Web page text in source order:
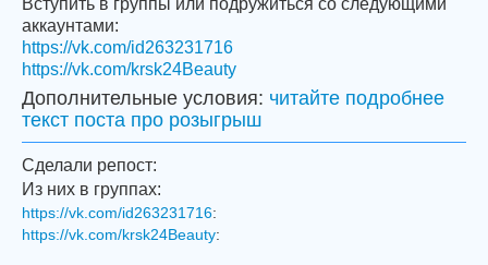
Вступить в группы или подружиться со следующими
аккаунтами:
https://vk.com/id263231716
https://vk.com/krsk24Beauty
Дополнительные условия: читайте подробнее
текст поста про розыгрыш
Сделали репост:
Из них в группах:
https://vk.com/id263231716:
https://vk.com/krsk24Beauty: